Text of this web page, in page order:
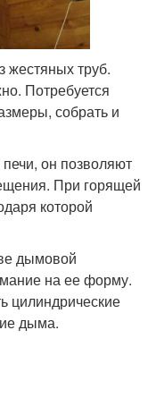
жестяных труб.
Потребуется
собрать и
он позволяют
При горящей
которой
дымовой
на ее форму.
цилиндрические
дыма.